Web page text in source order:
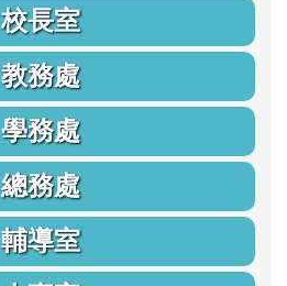
校長室
教務處
學務處
總務處
輔導室